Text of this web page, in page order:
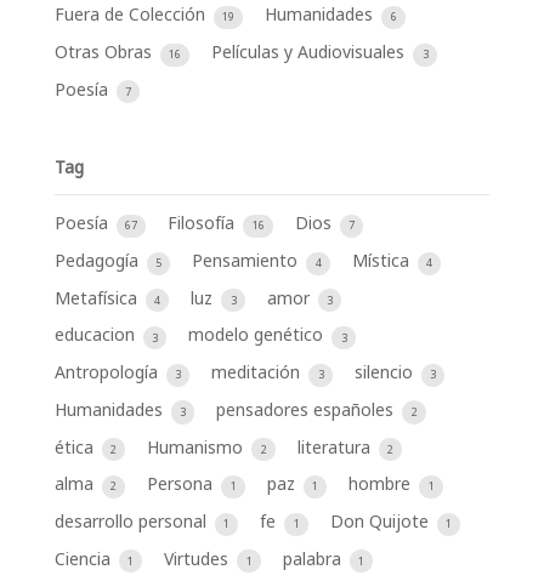
Fuera de Colección 19 Humanidades 6
Otras Obras 16 Películas y Audiovisuales 3
Poesía 7
Tag
Poesía 67 Filosofía 16 Dios 7
Pedagogía 5 Pensamiento 4 Mística 4
Metafísica 4 luz 3 amor 3
educacion 3 modelo genético 3
Antropología 3 meditación 3 silencio 3
Humanidades 3 pensadores españoles 2
ética 2 Humanismo 2 literatura 2
alma 2 Persona 1 paz 1 hombre 1
desarrollo personal 1 fe 1 Don Quijote 1
Ciencia 1 Virtudes 1 palabra 1